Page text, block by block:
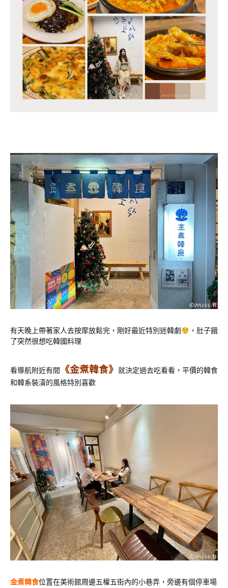
有天晚上帶著家人去按摩放鬆完，剛好最近特別迷韓劇
，肚子餓
了突然很想吃韓國料理
看導航附近有間 《金煮韓食》 就決定過去吃看看，平價的韓食
和韓系裝潢的風格特別喜歡
金煮韓食位置在美術館周邊五權五街內的小巷弄，旁邊有個停車場